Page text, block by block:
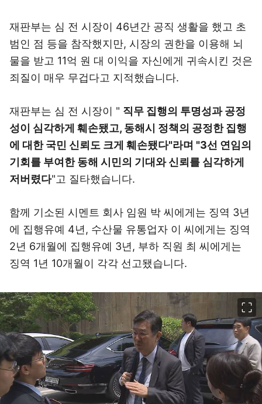
재판부는 심 전 시장이 46년간 공직 생활을 했고 초
범인 점 등을 참작했지만, 시장의 권한을 이용해 뇌
물을 받고 11억 원 대 이익을 자신에게 귀속시킨 것은
죄질이 매우 무겁다고 지적했습니다.
재판부는 심 전 시장이 " 직무 집행의 투명성과 공정
성이 심각하게 훼손됐고, 동해시 정책의 공정한 집행
에 대한 국민 신뢰도 크게 훼손됐다"라며 "3선 연임의
기회를 부여한 동해 시민의 기대와 신뢰를 심각하게
저버렸다"고 질타했습니다.
함께 기소된 시멘트 회사 임원 박 씨에게는 징역 3년
에 집행유예 4년, 수산물 유통업자 이 씨에게는 징역
2년 6개월에 집행유예 3년, 부하 직원 최 씨에게는
징역 1년 10개월이 각각 선고됐습니다.